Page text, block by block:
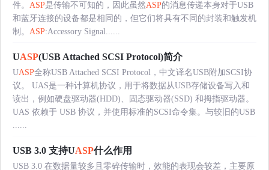
件。 ASP是传输不可知的，因此虽然ASP的消息传递本身对于USB
和蓝牙连接的设备都是相同的，但它们将具有不同的封装和触发机
制。 ASP:Accessory Signal......
UASP(USB Attached SCSI Protocol)简介
UASP全称USB Attached SCSI Protocol，中文译名USB附加SCSI协
议。 UAS是一种计算机协议，用于将数据从USB存储设备写入和
读出，例如硬盘驱动器(HDD)、固态驱动器(SSD) 和拇指驱动器。
UAS 依赖于 USB 协议，并使用标准的SCSI命令集。与较旧的USB
......
USB 3.0 支持UASP什么作用
USB 3.0 在数据量较多且零碎传输时，效能的表现会较差，主要原